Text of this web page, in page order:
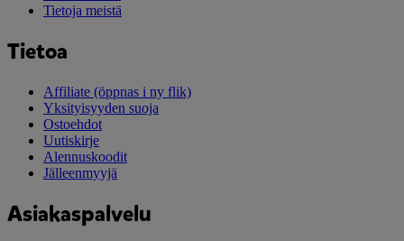
Tietoja meistä
Tietoa
Affiliate (öppnas i ny flik)
Yksityisyyden suoja
Ostoehdot
Uutiskirje
Alennuskoodit
Jälleenmyyjä
Asiakaspalvelu